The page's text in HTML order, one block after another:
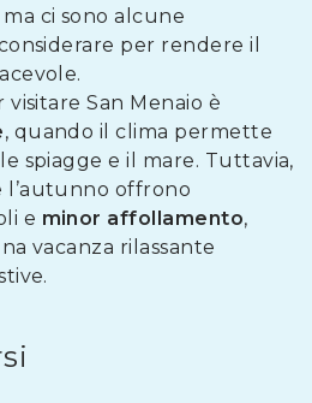
ci sono alcune
per rendere il
San Menaio è
, quando il clima permette
spiagge e il mare. Tuttavia,
l’autunno offrono
e minor affollamento,
vacanza rilassante